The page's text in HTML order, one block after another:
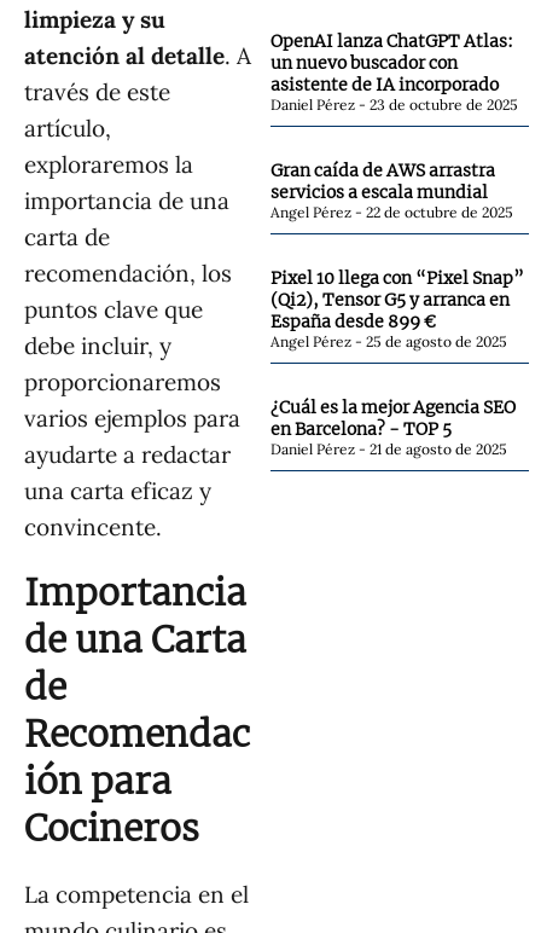
limpieza y su
atención al detalle. A
través de este
artículo,
exploraremos la
importancia de una
carta de
recomendación, los
puntos clave que
debe incluir, y
proporcionaremos
varios ejemplos para
ayudarte a redactar
una carta eficaz y
convincente.
Importancia
de una Carta
de
Recomendac
ión para
Cocineros
La competencia en el
OpenAI lanza ChatGPT Atlas:
un nuevo buscador con
asistente de IA incorporado
Daniel Pérez 23 de octubre de 2025
Gran caída de AWS arrastra
servicios a escala mundial
Angel Pérez 22 de octubre de 2025
Pixel 10 llega con “Pixel Snap”
(Qi2), Tensor G5 y arranca en
España desde 899 €
Angel Pérez 25 de agosto de 2025
¿Cuál es la mejor Agencia SEO
en Barcelona? - TOP 5
Daniel Pérez 21 de agosto de 2025